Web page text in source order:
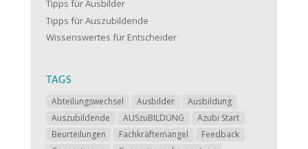
Tipps für Ausbilder
Tipps für Auszubildende
Wissenswertes für Entscheider
TAGS
Abteilungswechsel Ausbilder
Ausbildung
Auszubildende
AUSzuBILDUNG
Azubi Start
Beurteilungen
Fachkräftemangel
Feedback